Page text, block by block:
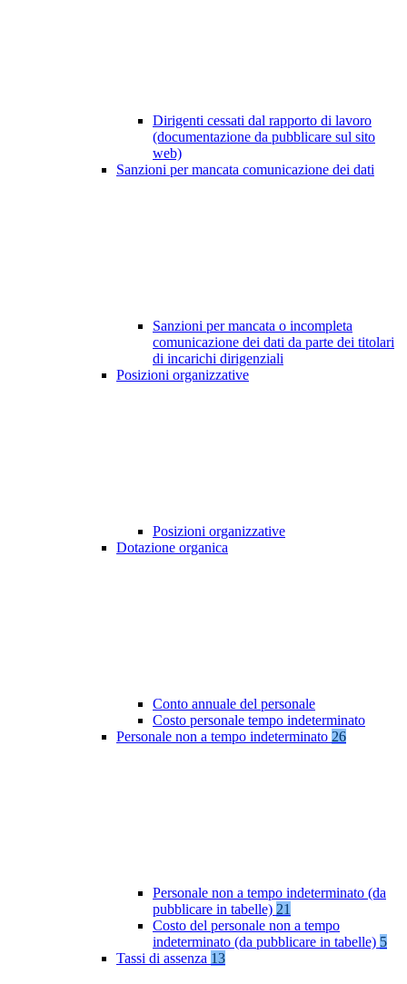
Dirigenti cessati dal rapporto di lavoro
(documentazione da pubblicare sul sito
web)
Sanzioni per mancata comunicazione dei dati
Sanzioni per mancata o incompleta
comunicazione dei dati da parte dei titolari
di incarichi dirigenziali
Posizioni organizzative
Posizioni organizzative
Dotazione organica
Conto annuale del personale
Costo personale tempo indeterminato
Personale non a tempo indeterminato 26
Personale non a tempo indeterminato (da
pubblicare in tabelle) 21
Costo del personale non a tempo
indeterminato (da pubblicare in tabelle) 5
Tassi di assenza 13